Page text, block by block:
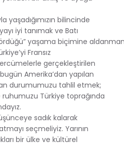
yaşadığımızın bilincinde
iyi tanımak ve Batı
yaşama biçimine
Fransız
gerçekleştirilen
Amerika’dan yapılan
durumumuzu tahlil etmek;
ruhumuzu Türkiye toprağında
sadık kalarak
seçmeliyiz. Yarının
bir ülke ve kültürel